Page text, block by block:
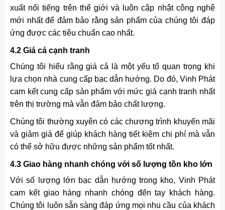
xuất nổi tiếng trên thế giới và luôn cập nhật công nghệ
mới nhất để đảm bảo rằng sản phẩm của chúng tôi đáp
ứng được các tiêu chuẩn cao nhất.
4.2 Giá cả cạnh tranh
Chúng tôi hiểu rằng giá cả là một yếu tố quan trọng khi
lựa chọn nhà cung cấp bạc dẫn hướng. Do đó, Vinh Phát
cam kết cung cấp sản phẩm với mức giá cạnh tranh nhất
trên thị trường mà vẫn đảm bảo chất lượng.
Chúng tôi thường xuyên có các chương trình khuyến mãi
và giảm giá để giúp khách hàng tiết kiệm chi phí mà vẫn
có thể sở hữu được những sản phẩm tốt nhất.
4.3 Giao hàng nhanh chóng với số lượng tồn kho lớn
Với số lượng lớn bạc dẫn hướng trong kho, Vinh Phát
cam kết giao hàng nhanh chóng đến tay khách hàng.
Chúng tôi luôn sẵn sàng đáp ứng mọi nhu cầu của khách